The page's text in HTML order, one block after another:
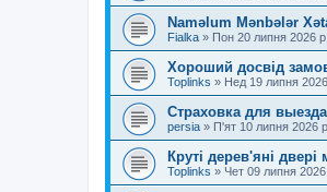
Naməlum Mənbələr
Fialka » Пон 20 липня 2026
Хороший досвід
Toplinks » Нед 19 липня
Страховка для
persia » П'ят 10 липня 2026
Круті дерев'яні двері
Toplinks » Чет 09 липня